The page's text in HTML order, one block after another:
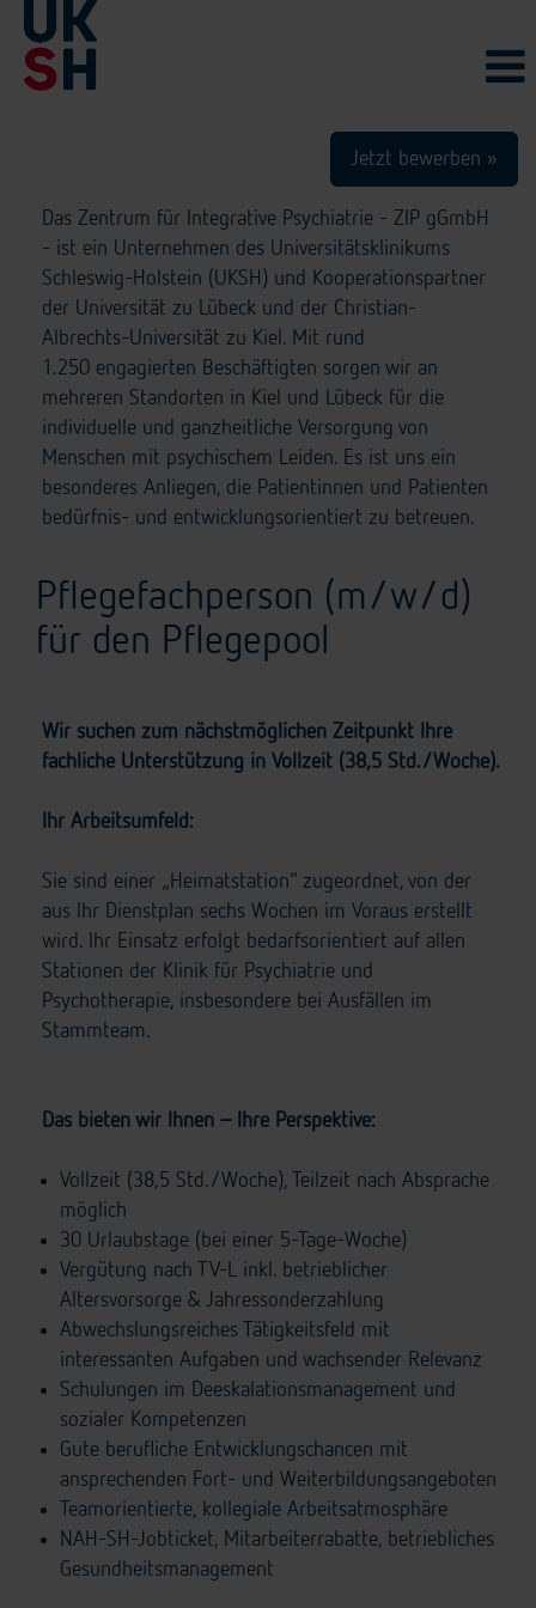
Jetzt bewerben »
Das Zentrum für Integrative Psychiatrie - ZIP gGmbH
- ist ein Unternehmen des Universitätsklinikums
Schleswig-Holstein (UKSH) und Kooperationspartner
der Universität zu Lübeck und der Christian-
Albrechts-Universität zu Kiel. Mit rund
1.250 engagierten Beschäftigten sorgen wir an
mehreren Standorten in Kiel und Lübeck für die
individuelle und ganzheitliche Versorgung von
Menschen mit psychischem Leiden. Es ist uns ein
besonderes Anliegen, die Patientinnen und Patienten
bedürfnis- und entwicklungsorientiert zu betreuen.
Pflegefachperson (m/w/d)
für den Pflegepool
Wir suchen zum nächstmöglichen Zeitpunkt Ihre
fachliche Unterstützung in Vollzeit (38,5 Std./Woche).
Ihr Arbeitsumfeld:
Sie sind einer „Heimatstation“ zugeordnet, von der
aus Ihr Dienstplan sechs Wochen im Voraus erstellt
wird. Ihr Einsatz erfolgt bedarfsorientiert auf allen
Stationen der Klinik für Psychiatrie und
Psychotherapie, insbesondere bei Ausfällen im
Stammteam.
Das bieten wir Ihnen – Ihre Perspektive:
Vollzeit (38,5 Std./Woche), Teilzeit nach Absprache
möglich
30 Urlaubstage (bei einer 5-Tage-Woche)
Vergütung nach TV-L inkl. betrieblicher
Altersvorsorge & Jahressonderzahlung
Abwechslungsreiches Tätigkeitsfeld mit
interessanten Aufgaben und wachsender Relevanz
Schulungen im Deeskalationsmanagement und
sozialer Kompetenzen
Gute berufliche Entwicklungschancen mit
ansprechenden Fort- und Weiterbildungsangeboten
Teamorientierte, kollegiale Arbeitsatmosphäre
NAH-SH-Jobticket, Mitarbeiterrabatte, betriebliches
Gesundheitsmanagement